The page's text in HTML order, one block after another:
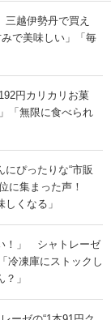
越伊勢丹で買え
で美味しい」「毎
円カリカリお菓
「無限に食べられ
ぴったりな“市販
に集まった声！
くなる」
！」 シャトレーゼ
冷凍庫にストックし
」